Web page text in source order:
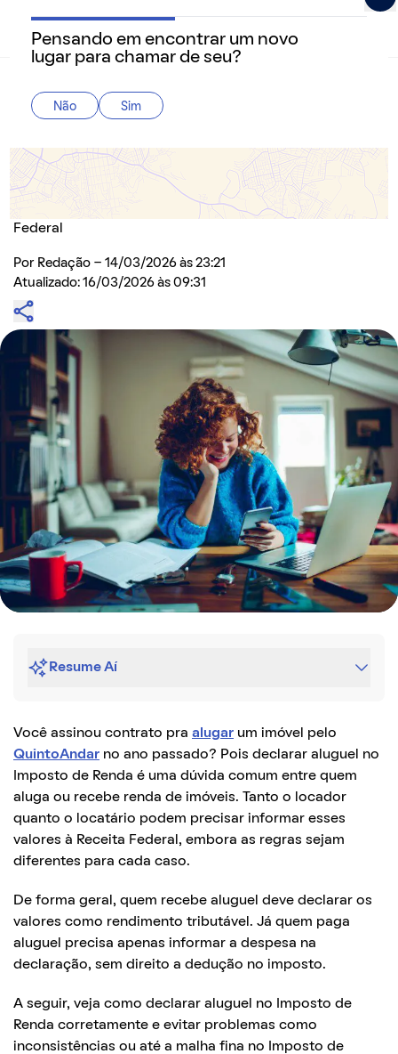
QuintoAndar Guias - Inspiração e tudo o que você
Como declarar aluguel no Imposto de Renda
2026: um guia para locador e locatário
Inquilinos não precisam pagar nada e não recebem
restituição, mas é importante prestar contas à Receita
Federal
Por Redação - 14/03/2026 às 23:21
Atualizado: 16/03/2026 às 09:31
Resume Aí
Você assinou contrato pra alugar um imóvel pelo
QuintoAndar no ano passado? Pois declarar aluguel no
Imposto de Renda é uma dúvida comum entre quem
aluga ou recebe renda de imóveis. Tanto o locador
quanto o locatário podem precisar informar esses
valores à Receita Federal, embora as regras sejam
diferentes para cada caso.
De forma geral, quem recebe aluguel deve declarar os
valores como rendimento tributável. Já quem paga
aluguel precisa apenas informar a despesa na
declaração, sem direito a dedução no imposto.
A seguir, veja como declarar aluguel no Imposto de
Renda corretamente e evitar problemas como
inconsistências ou até a malha fina no Imposto de
Pensando em encontrar um novo
lugar para chamar de seu?
Não Sim